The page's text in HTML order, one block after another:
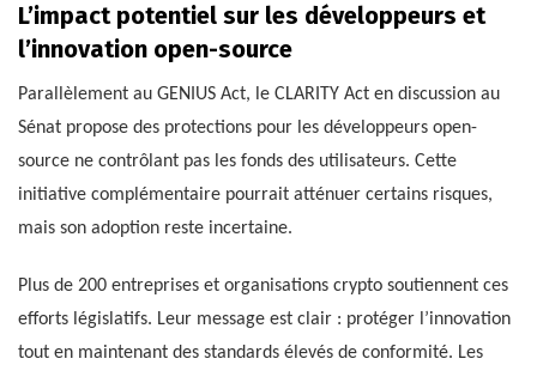
L’impact potentiel sur les développeurs et
l’innovation open-source
Parallèlement au GENIUS Act, le CLARITY Act en discussion au
Sénat propose des protections pour les développeurs open-
source ne contrôlant pas les fonds des utilisateurs. Cette
initiative complémentaire pourrait atténuer certains risques,
mais son adoption reste incertaine.
Plus de 200 entreprises et organisations crypto soutiennent ces
efforts législatifs. Leur message est clair : protéger l’innovation
tout en maintenant des standards élevés de conformité. Les